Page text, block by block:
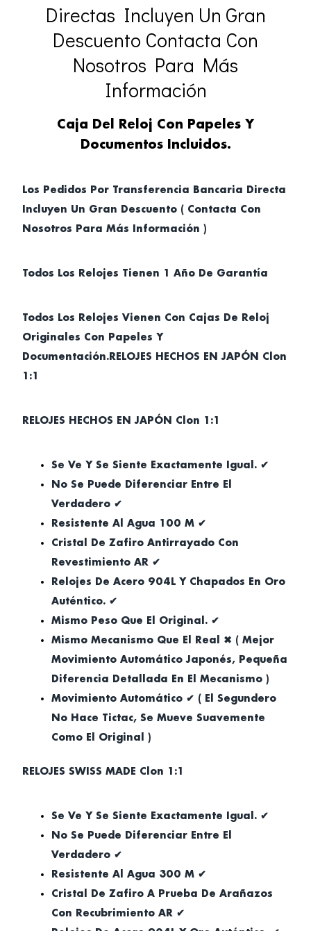
Directas Incluyen Un Gran
Descuento Contacta Con
Nosotros Para Más
Información
Caja Del Reloj Con Papeles Y
Documentos Incluidos.
Los Pedidos Por Transferencia Bancaria Directa
Incluyen Un Gran Descuento ( Contacta Con
Nosotros Para Más Información )
Todos Los Relojes Tienen 1 Año De Garantía
Todos Los Relojes Vienen Con Cajas De Reloj
Originales Con Papeles Y
Documentación.RELOJES HECHOS EN JAPÓN Clon
1:1
RELOJES HECHOS EN JAPÓN Clon 1:1
Se Ve Y Se Siente Exactamente Igual. ✔
No Se Puede Diferenciar Entre El
Verdadero ✔
Resistente Al Agua 100 M ✔
Cristal De Zafiro Antirrayado Con
Revestimiento AR ✔
Relojes De Acero 904L Y Chapados En Oro
Auténtico. ✔
Mismo Peso Que El Original. ✔
Mismo Mecanismo Que El Real ✖ ( Mejor
Movimiento Automático Japonés, Pequeña
Diferencia Detallada En El Mecanismo )
Movimiento Automático ✔ ( El Segundero
No Hace Tictac, Se Mueve Suavemente
Como El Original )
RELOJES SWISS MADE Clon 1:1
Se Ve Y Se Siente Exactamente Igual. ✔
No Se Puede Diferenciar Entre El
Verdadero ✔
Resistente Al Agua 300 M ✔
Cristal De Zafiro A Prueba De Arañazos
Con Recubrimiento AR ✔